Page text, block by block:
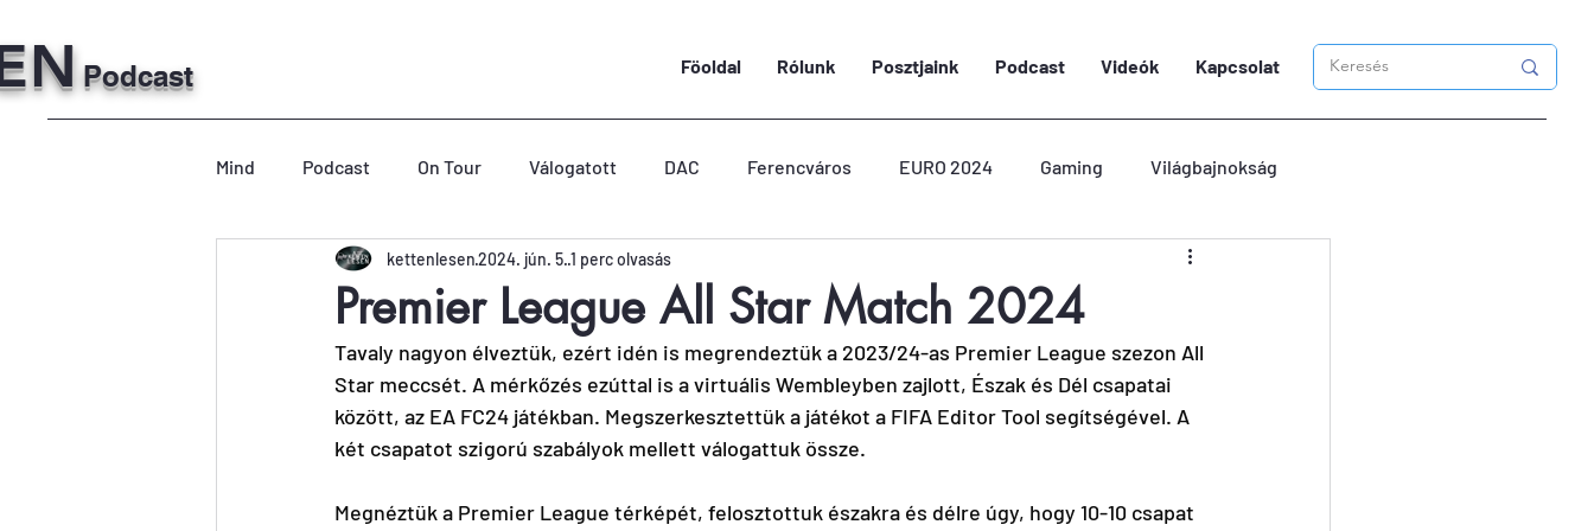
Föoldal Rólunk Posztjaink Podcast Videók Kapcsolat
Podcast
Mind Podcast On Tour Válogatott DAC Ferencváros EURO 2024 Gaming Világbajnokság
Premier League All Star Match 2024
kettenlesen2024. jún. 5.1 perc olvasás
Tavaly nagyon élveztük, ezért idén is megrendeztük a 2023/24-as Premier League szezon All
Star meccsét. A mérkőzés ezúttal is a virtuális Wembleyben zajlott, Észak és Dél csapatai
között, az EA FC24 játékban. Megszerkesztettük a játékot a FIFA Editor Tool segítségével. A
két csapatot szigorú szabályok mellett válogattuk össze.
Megnéztük a Premier League térképét, felosztottuk északra és délre úgy, hogy 10-10 csapat